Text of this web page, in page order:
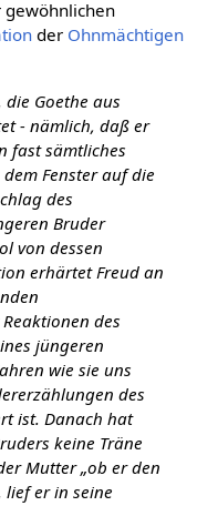
der Ohnmächtigen
Goethe aus
- nämlich, daß er
fast sämtliches
Fenster auf die
des
Bruder
von dessen
erhärtet Freud an
des
jüngeren
wie sie uns
des
ist. Danach hat
keine Träne
Mutter „ob er den
er in seine